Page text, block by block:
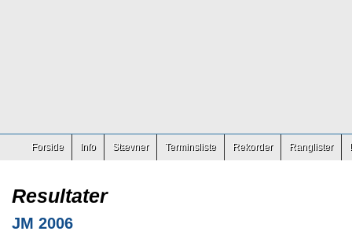
Forside Info Stævner Terminsliste Rekorder Ranglister
Resultater
JM 2006